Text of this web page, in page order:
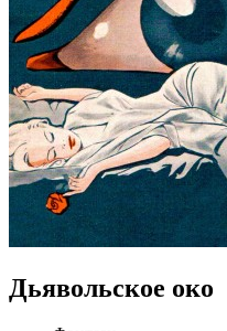
Дьявольское око